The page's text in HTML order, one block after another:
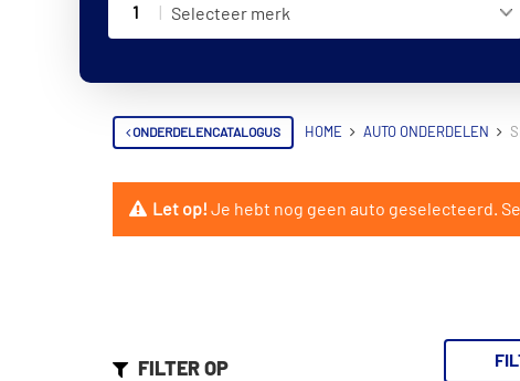
1 Selecteer merk
ONDERDELENCATALOGUS HOME AUTO ONDERDELEN
Let op!Je hebt nog geen auto geselecteerd.
FILTER OP